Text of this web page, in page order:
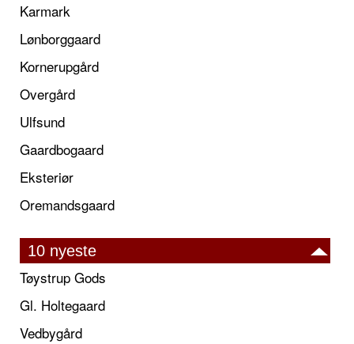
Karmark
Lønborggaard
Kornerupgård
Overgård
Ulfsund
Gaardbogaard
Eksteriør
Oremandsgaard
10 nyeste
Tøystrup Gods
Gl. Holtegaard
Vedbygård